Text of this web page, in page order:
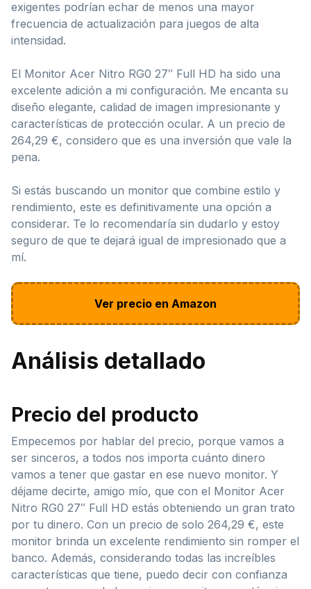
exigentes podrían echar de menos una mayor
frecuencia de actualización para juegos de alta
intensidad.
El Monitor Acer Nitro RG0 27″ Full HD ha sido una
excelente adición a mi configuración. Me encanta su
diseño elegante, calidad de imagen impresionante y
características de protección ocular. A un precio de
264,29 €, considero que es una inversión que vale la
pena.
Si estás buscando un monitor que combine estilo y
rendimiento, este es definitivamente una opción a
considerar. Te lo recomendaría sin dudarlo y estoy
seguro de que te dejará igual de impresionado que a
mí.
Ver precio en Amazon
Análisis detallado
Precio del producto
Empecemos por hablar del precio, porque vamos a
ser sinceros, a todos nos importa cuánto dinero
vamos a tener que gastar en ese nuevo monitor. Y
déjame decirte, amigo mío, que con el Monitor Acer
Nitro RG0 27″ Full HD estás obteniendo un gran trato
por tu dinero. Con un precio de solo 264,29 €, este
monitor brinda un excelente rendimiento sin romper el
banco. Además, considerando todas las increíbles
características que tiene, puedo decir con confianza